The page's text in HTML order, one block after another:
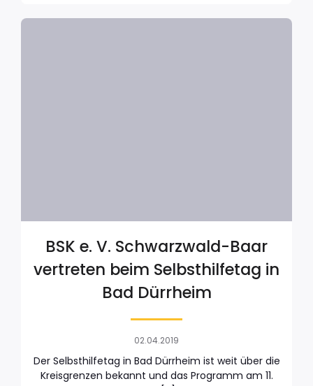
BSK e. V. Schwarzwald-Baar
vertreten beim Selbsthilfetag in
Bad Dürrheim
02.04.2019
Der Selbsthilfetag in Bad Dürrheim ist weit über die
Kreisgrenzen bekannt und das Programm am 11.